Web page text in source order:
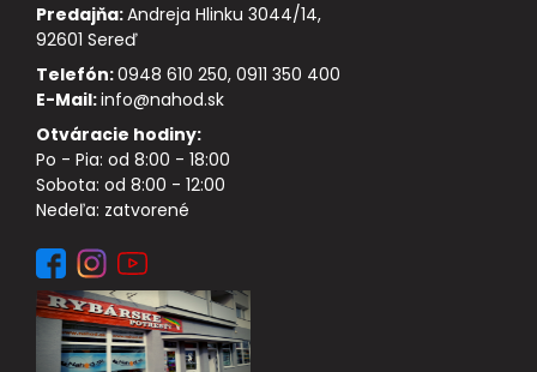
Predajňa:Andreja Hlinku 3044/14,
92601 Sereď
Telefón:0948 610 250, 0911 350 400
E-Mail:info@nahod.sk
Otváracie hodiny:
Po - Pia: od 8:00 - 18:00
Sobota: od 8:00 - 12:00
Nedeľa: zatvorené
VLASCE, ŠNÚRY, PLETENKY
HÁČIKY
OBRATLÍKY A KARABÍNKY
MONTÁŽE A KLIPY
hotové náväzce
HADIČKY, PREVLEKY, ROVNÁTKA